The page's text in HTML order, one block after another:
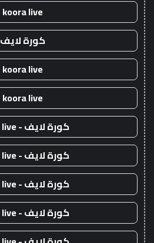
koora live
كورة لايف
koora live
koora live
كورة لايف - koora live
كورة لايف - koora live
كورة لايف - koora live
كورة لايف - koora live